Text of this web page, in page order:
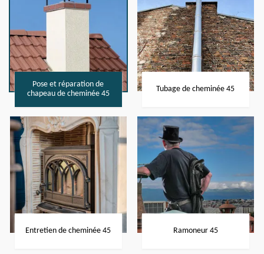
Pose et réparation de
chapeau de cheminée 45
Tubage de cheminée 45
Entretien de cheminée 45 Ramoneur 45